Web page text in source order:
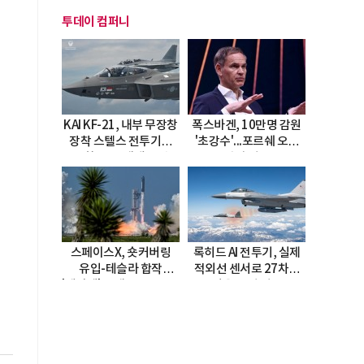
투데이 컴퍼니
KAI KF-21, 내부 무장창
장착 스텔스 전투기로
폭스바겐, 10만명 감원
'초강수'...포르쉐 오너
스페이스X, 숏커버링
유입-테슬라 합작
록히드 AI 전투기, 실제
적외선 센서로 27차례